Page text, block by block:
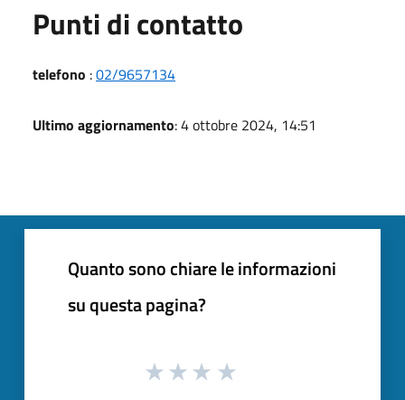
Punti di contatto
telefono :02/9657134
Ultimo aggiornamento: 4 ottobre 2024, 14:51
Quanto sono chiare le informazioni
su questa pagina?